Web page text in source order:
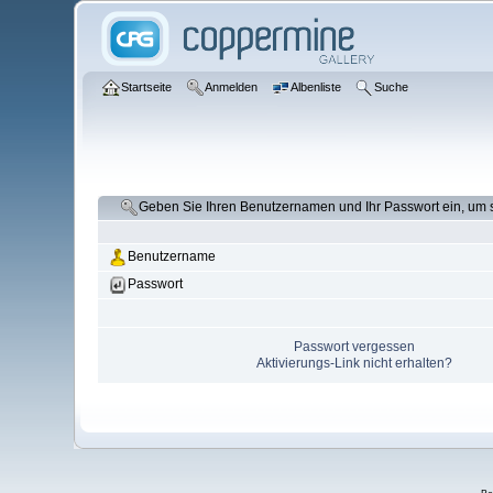
Startseite Anmelden Albenliste Suche
Geben Sie Ihren Benutzernamen und Ihr Passwort ein, um
Benutzername
Passwort
Passwort vergessen
Aktivierungs-Link nicht erhalten?